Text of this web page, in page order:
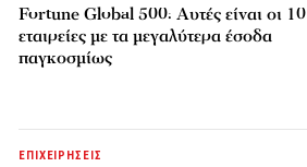
Fortune Global 500: Αυτές είναι οι 10
εταιρείες με τα μεγαλύτερα έσοδα
παγκοσμίως
ΕΠΙΧΕΙΡΗΣΕΙΣ